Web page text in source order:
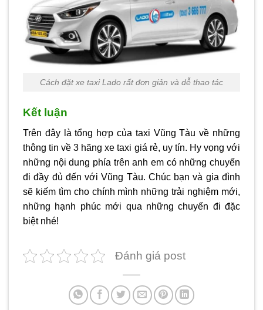
Cách đặt xe taxi Lado rất đơn giản và dễ thao tác
Kết luận
Trên đây là tổng hợp của taxi Vũng Tàu về những
thông tin về 3 hãng xe taxi giá rẻ, uy tín. Hy vọng với
những nội dung phía trên anh em có những chuyến
đi đầy đủ đến với Vũng Tàu. Chúc bạn và gia đình
sẽ kiếm tìm cho chính mình những trải nghiệm mới,
những hạnh phúc mới qua những chuyến đi đặc
biệt nhé!
Đánh giá post